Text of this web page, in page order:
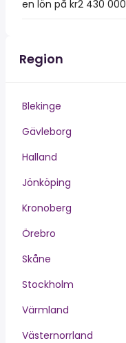
en lön på kr2 430
Region
Blekinge
Gävleborg
Halland
Jönköping
Kronoberg
Örebro
Skåne
Stockholm
Värmland
Västernorrland